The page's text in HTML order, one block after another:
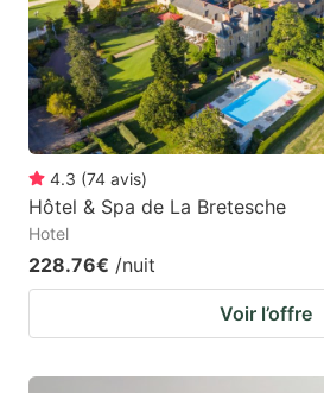
4.3 (74 avis)
Hôtel & Spa de La Bretesche
Hotel
228.76€ /nuit
Voir l’offre